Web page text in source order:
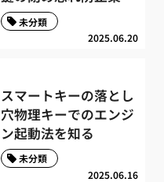
2025.06.20
未分類
スマートキーの落とし
穴物理キーでのエンジ
ン起動法を知る
2025.06.16
未分類